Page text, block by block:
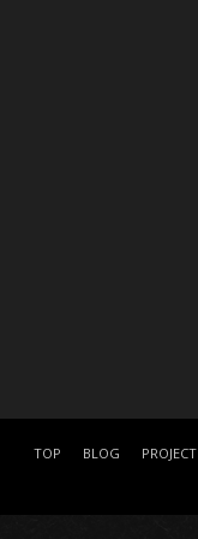
TOP BLOG PROJECT